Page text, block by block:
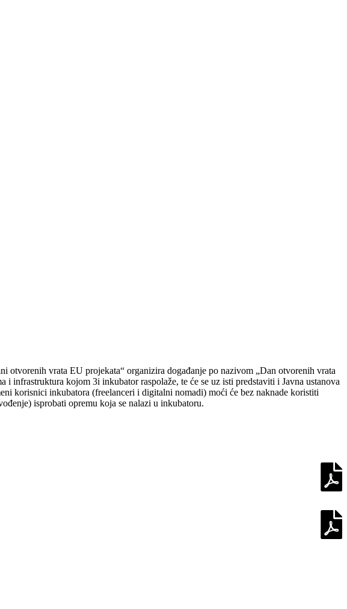
otvorenih vrata EU projekata“ organizira događanje po nazivom „Dan otvorenih vrata
infrastruktura kojom 3i inkubator raspolaže, te će se uz isti predstaviti i Javna ustanova
korisnici inkubatora (freelanceri i digitalni nomadi) moći će bez naknade koristiti
isprobati opremu koja se nalazi u inkubatoru.